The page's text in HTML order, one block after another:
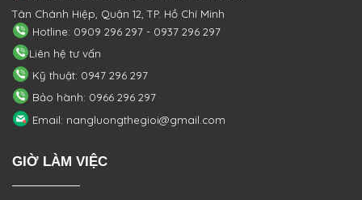
Tân Chánh Hiệp, Quận 12, TP. Hồ Chí Minh
Hotline: 0909 296 297 - 0937 296 297
Liên hệ tư vấn
Kỹ thuật: 0947 296 297
Bảo hành: 0966 296 297
Email: nangluongthegioi@gmail.com
GIỜ LÀM VIỆC